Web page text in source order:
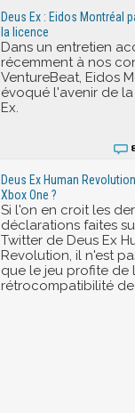
Deus Ex : Eidos Montréal
la licence
Dans un entretien
récemment à nos
VentureBeat, Eidos
évoqué l'avenir de
Ex.
Deus Ex Human
Xbox One ?
Si l'on en croit les
déclarations faites
Twitter de Deus Ex
Revolution, il n'est
que le jeu profite de
rétrocompatibilité